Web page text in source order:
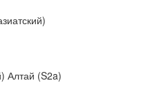
Алтай (S2a)